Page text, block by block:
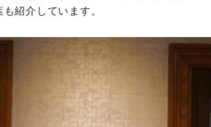
紹介しています。